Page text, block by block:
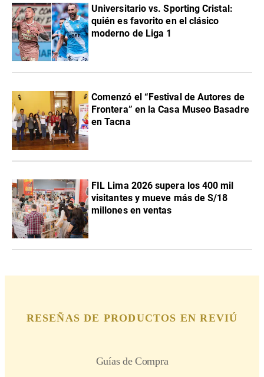
Universitario vs. Sporting Cristal:
quién es favorito en el clásico
moderno de Liga 1
Comenzó el “Festival de Autores de
Frontera” en la Casa Museo Basadre
en Tacna
FIL Lima 2026 supera los 400 mil
visitantes y mueve más de S/18
millones en ventas